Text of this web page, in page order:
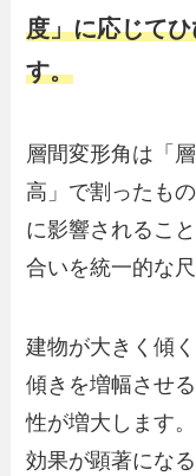
度」に応じて
す。
層間変形角は「
高」で割ったも
に影響されるこ
合いを統一的な
建物が大きく傾
傾きを増幅させ
性が増大します
効果が顕著にな